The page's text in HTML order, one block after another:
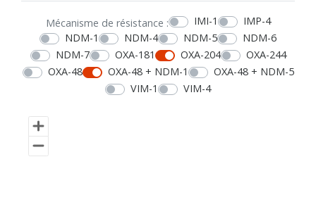
Mécanisme de résistance : IMI-1
IMP-4
NDM-1
NDM-4 NDM-5
NDM-6
NDM-7
OXA-181 OXA-204
OXA-244
OXA-48
OXA-48 + NDM-1
OXA-48 + NDM-5
VIM-1
VIM-4